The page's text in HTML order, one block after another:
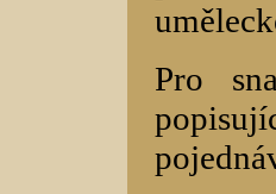
Pro